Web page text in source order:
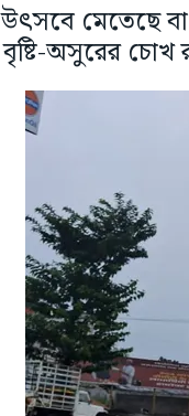
উৎসবে মেতেছে
বৃষ্টি-অসুরের চোখ